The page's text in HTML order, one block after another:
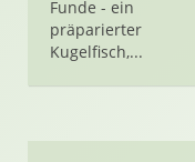
Funde - ein
präparierter
Kugelfisch,...